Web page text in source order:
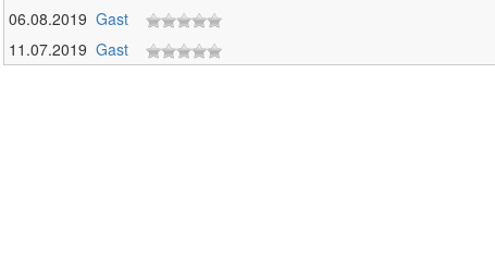
06.08.2019 Gast
11.07.2019 Gast